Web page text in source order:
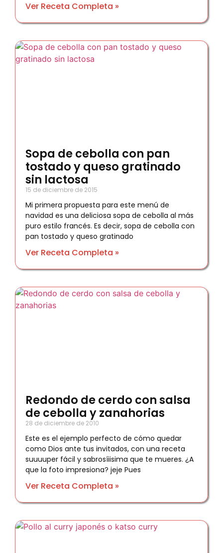
Ver Receta Completa »
Sopa de cebolla con pan
tostado y queso gratinado
sin lactosa
15 de diciembre de 2015
Mi primera propuesta para este menú de
navidad es una deliciosa sopa de cebolla al más
puro estilo francés. Es decir, sopa de cebolla con
pan tostado y queso gratinado
Ver Receta Completa »
Redondo de cerdo con salsa
de cebolla y zanahorias
28 de diciembre de 2010
Este es el ejemplo perfecto de cómo quedar
como Dios ante tus invitados, con una receta
suuuuper fácil y sabrosíiisima que te mueres. ¿A
que la foto impresiona? jeje Pues
Ver Receta Completa »